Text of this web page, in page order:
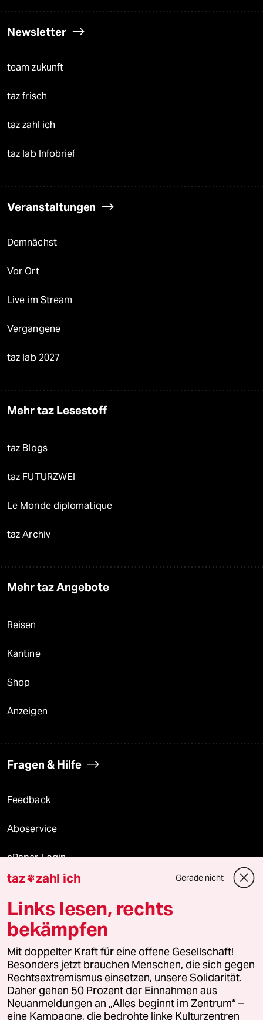
Newsletter
team zukunft
taz frisch
taz zahl ich
taz lab Infobrief
Veranstaltungen
Demnächst
Vor Ort
Live im Stream
Vergangene
taz lab 2027
Mehr taz Lesestoff
taz Blogs
taz FUTURZWEI
Le Monde diplomatique
taz Archiv
Mehr taz Angebote
Reisen
Kantine
Shop
Anzeigen
Fragen & Hilfe
Feedback
Aboservice
ePaper Login
Downloads für Abonnierende
© 2026 taz Verlags und Vertriebs GmbH
Alle Rechte vorbehalten. Bei rechtlichen Fragen oder für Genehmigungen
wenden Sie sich bitte an
lizenzen@taz.de
Feedback Redaktionsstatut Kommune-Richtlinien
taz zahl ich Gerade nicht
Links lesen, rechts
bekämpfen
Mit doppelter Kraft für eine offene Gesellschaft!
Besonders jetzt brauchen Menschen, die sich gegen
Rechtsextremismus einsetzen, unsere Solidarität.
Daher gehen 50 Prozent der Einnahmen aus
Neuanmeldungen an „Alles beginnt im Zentrum“ –
eine Kampagne, die bedrohte linke Kulturzentren